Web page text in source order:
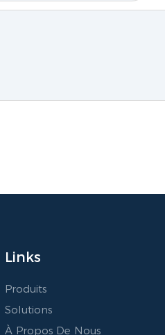
Links
Produits
Solutions
À Propos De Nous